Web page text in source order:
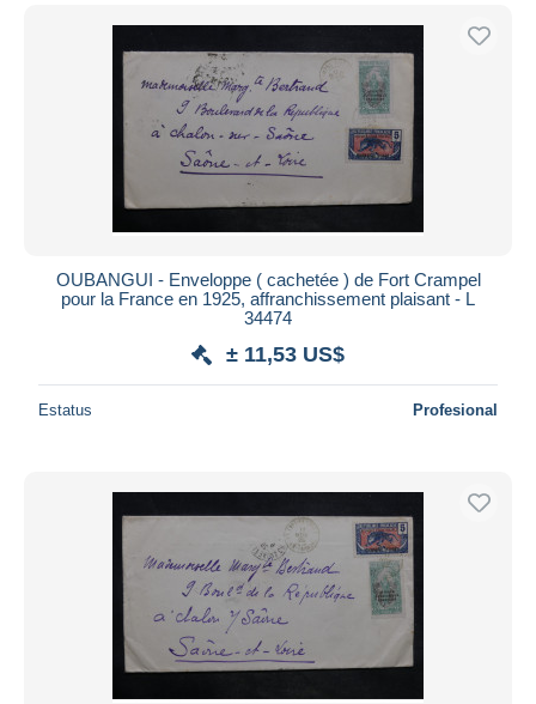
OUBANGUI - Enveloppe ( cachetée ) de Fort Crampel
pour la France en 1925, affranchissement plaisant - L
34474
± 11,53 US$
Estatus Profesional